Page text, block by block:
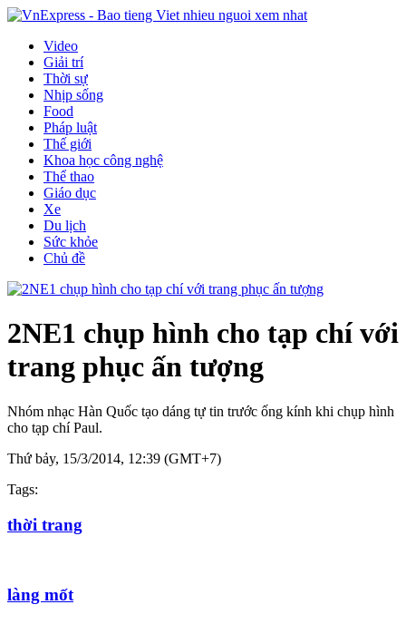
Video
Giải trí
Thời sự
Nhịp sống
Food
Pháp luật
Thế giới
Khoa học công nghệ
Thể thao
Giáo dục
Xe
Du lịch
Sức khỏe
Chủ đề
2NE1 chụp hình cho tạp chí với
trang phục ấn tượng
Nhóm nhạc Hàn Quốc tạo dáng tự tin trước ống kính khi chụp hình
cho tạp chí Paul.
Thứ bảy, 15/3/2014, 12:39 (GMT+7)
Tags:
thời trang
làng mốt